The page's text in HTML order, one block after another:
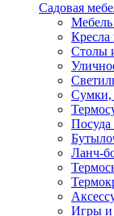
Садовая
Столы
Сумки,
Посуда
Ланч-
Игры и